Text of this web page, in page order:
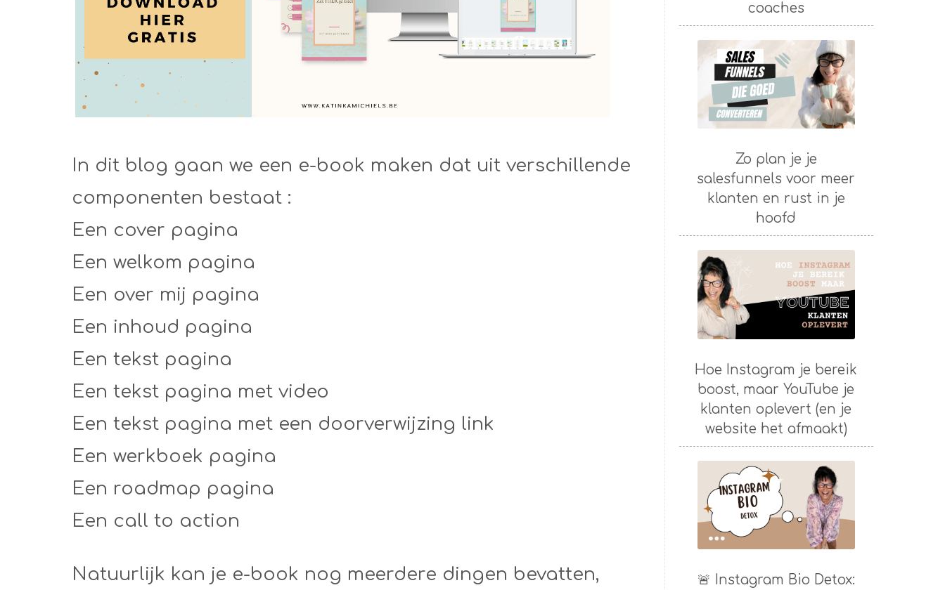
In dit blog gaan we een e-book maken dat uit verschillende
componenten bestaat :
Een cover pagina
Een welkom pagina
Een over mij pagina
Een inhoud pagina
Een tekst pagina
Een tekst pagina met video
Een tekst pagina met een doorverwijzing link
Een werkboek pagina
Een roadmap pagina
Een call to action
Natuurlijk kan je e-book nog meerdere dingen bevatten,
coaches
Zo plan je je
salesfunnels voor meer
klanten en rust in je
hoofd
Hoe Instagram je bereik
boost, maar YouTube je
klanten oplevert (en je
website het afmaakt)
🚨 Instagram Bio Detox: